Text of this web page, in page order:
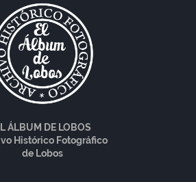
ÁLBUM DE LOBOS
Histórico Fotográfico
de Lobos